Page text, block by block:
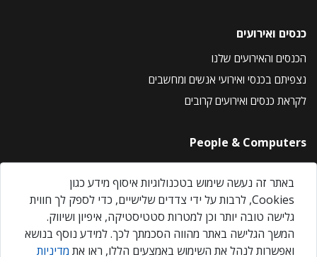
כנסים ואירועים
הכנסים והאירועים שלנו
נצפיתם בכנסי ואירועי אנשים ומחשבים
לקראת כנסים ואירועים קרובים
People & Computers
About Us
Privacy Policy
Contact Us
Our Events
באתר זה נעשה שימוש בטכנולוגיות איסוף מידע כגון
Cookies, לרבות על ידי צדדים שלישיים, כדי לספק לך חווית
גלישה טובה יותר וכן למטרות סטטיסטיקה, איפיון ושיווק.
המשך הגלישה באתר מהווה הסכמתך לכך. למידע נוסף בנושא
ואפשרות לנהל את השימוש באמצעים הללו, ראו את מדיניות